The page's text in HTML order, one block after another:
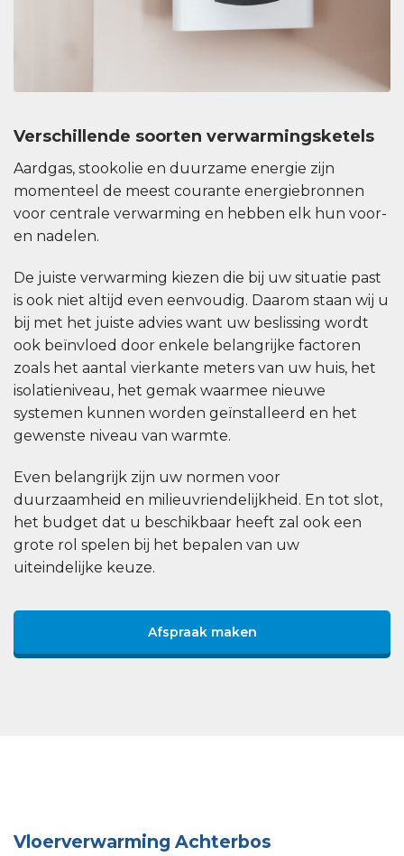
Verschillende soorten verwarmingsketels
Aardgas, stookolie en duurzame energie zijn
momenteel de meest courante energiebronnen
voor centrale verwarming en hebben elk hun voor-
en nadelen.
De juiste verwarming kiezen die bij uw situatie past
is ook niet altijd even eenvoudig. Daarom staan wij u
bij met het juiste advies want uw beslissing wordt
ook beïnvloed door enkele belangrijke factoren
zoals het aantal vierkante meters van uw huis, het
isolatieniveau, het gemak waarmee nieuwe
systemen kunnen worden geïnstalleerd en het
gewenste niveau van warmte.
Even belangrijk zijn uw normen voor
duurzaamheid en milieuvriendelijkheid. En tot slot,
het budget dat u beschikbaar heeft zal ook een
grote rol spelen bij het bepalen van uw
uiteindelijke keuze.
Afspraak maken
Vloerverwarming Achterbos